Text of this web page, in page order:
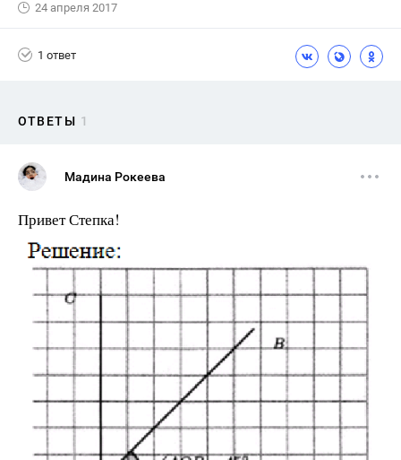
24 апреля 2017
1 ответ
ОТВЕТЫ 1
Мадина Рокеева
Привет Степка!